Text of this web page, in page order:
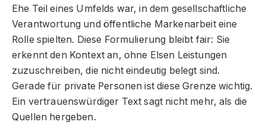
Ehe Teil eines Umfelds war, in dem gesellschaftliche
Verantwortung und öffentliche Markenarbeit eine
Rolle spielten. Diese Formulierung bleibt fair: Sie
erkennt den Kontext an, ohne Elsen Leistungen
zuzuschreiben, die nicht eindeutig belegt sind.
Gerade für private Personen ist diese Grenze wichtig.
Ein vertrauenswürdiger Text sagt nicht mehr, als die
Quellen hergeben.